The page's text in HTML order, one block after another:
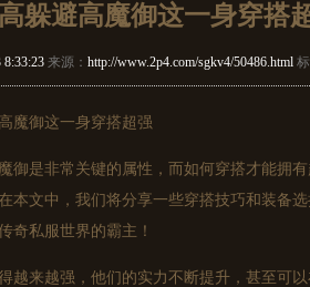
高躲避高魔御这一身穿搭
8:33:23来源： http://www.2p4.com/sgkv4/50486.html标
魔御这一身穿搭超强
御是非常关键的属性，而如何穿搭才能拥
本文中，我们将分享一些穿搭技巧和装备
奇私服世界的霸主！
越来越强，他们的实力不断提升，甚至可